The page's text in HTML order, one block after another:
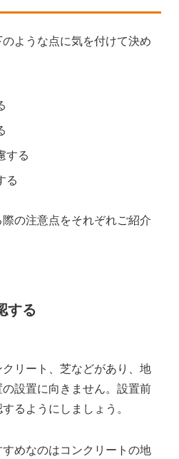
ような点に気を付けて決め
する
る
の注意点をそれぞれご紹介
する
リート、芝などがあり、地
設置に向きません。設置前
るようにしましょう。
めなのはコンクリートの地